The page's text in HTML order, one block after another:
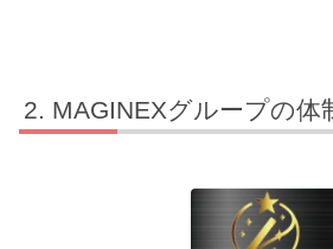
MAGINEXグループの体